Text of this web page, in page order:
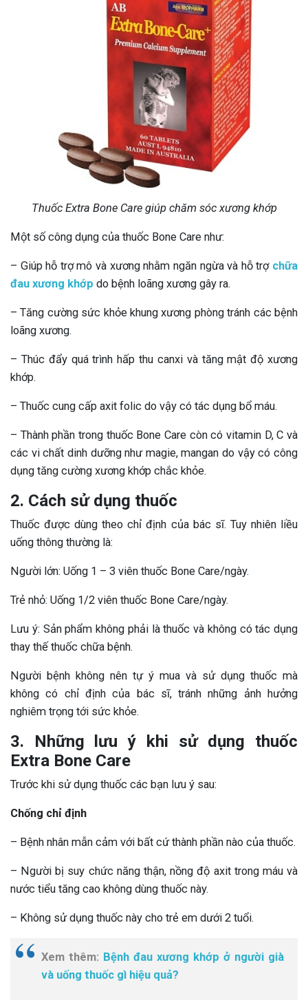
Thuốc Extra Bone Care giúp chăm sóc xương khớp
Một số công dụng của thuốc Bone Care như:
– Giúp hỗ trợ mô và xương nhằm ngăn ngừa và hỗ trợ chữa
đau xương khớp do bệnh loãng xương gây ra.
– Tăng cường sức khỏe khung xương phòng tránh các bệnh
loãng xương.
– Thúc đẩy quá trình hấp thu canxi và tăng mật độ xương
khớp.
– Thuốc cung cấp axit folic do vậy có tác dụng bổ máu.
– Thành phần trong thuốc Bone Care còn có vitamin D, C và
các vi chất dinh dưỡng như magie, mangan do vậy có công
dụng tăng cường xương khớp chắc khỏe.
2. Cách sử dụng thuốc
Thuốc được dùng theo chỉ định của bác sĩ. Tuy nhiên liều
uống thông thường là:
Người lớn: Uống 1 – 3 viên thuốc Bone Care/ngày.
Trẻ nhỏ: Uống 1/2 viên thuốc Bone Care/ngày.
Lưu ý: Sản phẩm không phải là thuốc và không có tác dụng
thay thế thuốc chữa bệnh.
Người bệnh không nên tự ý mua và sử dụng thuốc mà
không có chỉ định của bác sĩ, tránh những ảnh hưởng
nghiêm trọng tới sức khỏe.
3. Những lưu ý khi sử dụng thuốc
Extra Bone Care
Trước khi sử dụng thuốc các bạn lưu ý sau:
Chống chỉ định
– Bệnh nhân mẫn cảm với bất cứ thành phần nào của thuốc.
– Người bị suy chức năng thận, nồng độ axit trong máu và
nước tiểu tăng cao không dùng thuốc này.
– Không sử dụng thuốc này cho trẻ em dưới 2 tuổi.
Xem thêm: Bệnh đau xương khớp ở người già
và uống thuốc gì hiệu quả?